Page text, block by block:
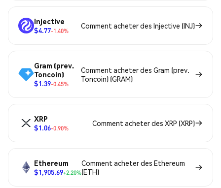
Injective
$4.77-1.40%
Comment acheter des Injective (INJ)
Gram (prev.
Toncoin)
$1.39-0.45%
Comment acheter des Gram (prev.
Toncoin) (GRAM)
XRP
$1.06-0.90%
Comment acheter des XRP (XRP)
Ethereum
$1,905.69+2.20%
Comment acheter des Ethereum
(ETH)